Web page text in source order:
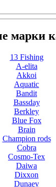
марки
13 Fishing
A-elita
Akkoi
Aquatic
Bandit
Bassday
Berkley
Blue Fox
Brain
Champion rods
Cobra
Cosmo-Tex
Daiwa
Dixxon
Dunaev